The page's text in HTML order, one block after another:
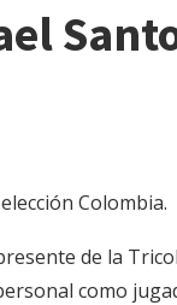
Colombia.
de la
como